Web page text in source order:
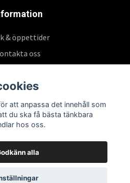
& öppettider
oss
på vårt nyhetsbrev
att anpassa det innehåll som
du ska få bästa tänkbara
hos oss.
alla